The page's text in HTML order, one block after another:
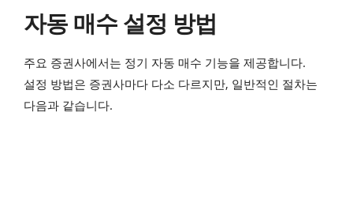
자동 매수 설정 방법
주요 증권사에서는 정기 자동 매수 기능을 제공합니다.
설정 방법은 증권사마다 다소 다르지만, 일반적인 절차는
다음과 같습니다.